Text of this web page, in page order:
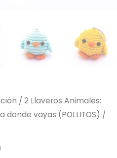
/ 2 Llaveros Animales:
vayas (POLLITOS) /